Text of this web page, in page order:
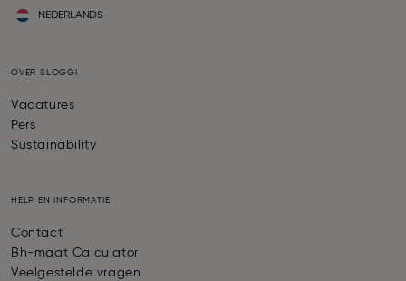
NEDERLANDS
OVER SLOGGI
Vacatures
Pers
Sustainability
HELP EN INFORMATIE
Contact
Bh-maat Calculator
Veelgestelde vragen